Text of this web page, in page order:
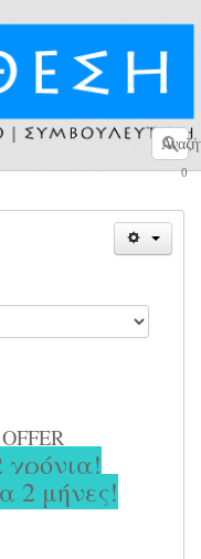
0
χρόνια!
2 μήνες!